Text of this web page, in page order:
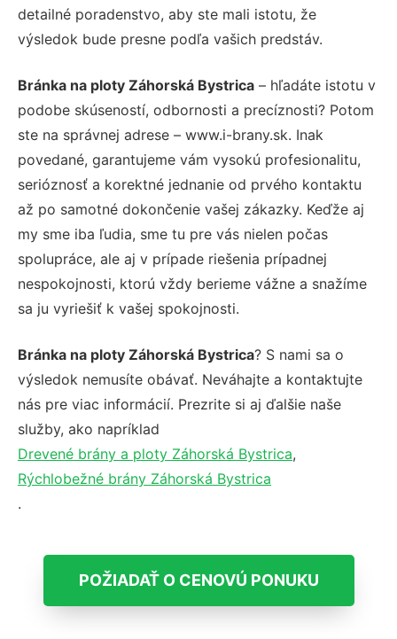
detailné poradenstvo, aby ste mali istotu, že
výsledok bude presne podľa vašich predstáv.
Bránka na ploty Záhorská Bystrica – hľadáte istotu v
podobe skúseností, odbornosti a precíznosti? Potom
ste na správnej adrese – www.i-brany.sk. Inak
povedané, garantujeme vám vysokú profesionalitu,
serióznosť a korektné jednanie od prvého kontaktu
až po samotné dokončenie vašej zákazky. Keďže aj
my sme iba ľudia, sme tu pre vás nielen počas
spolupráce, ale aj v prípade riešenia prípadnej
nespokojnosti, ktorú vždy berieme vážne a snažíme
sa ju vyriešiť k vašej spokojnosti.
Bránka na ploty Záhorská Bystrica? S nami sa o
výsledok nemusíte obávať. Neváhajte a kontaktujte
nás pre viac informácií. Prezrite si aj ďalšie naše
služby, ako napríklad
Drevené brány a ploty Záhorská Bystrica,
Rýchlobežné brány Záhorská Bystrica
.
POŽIADAŤ O CENOVÚ PONUKU